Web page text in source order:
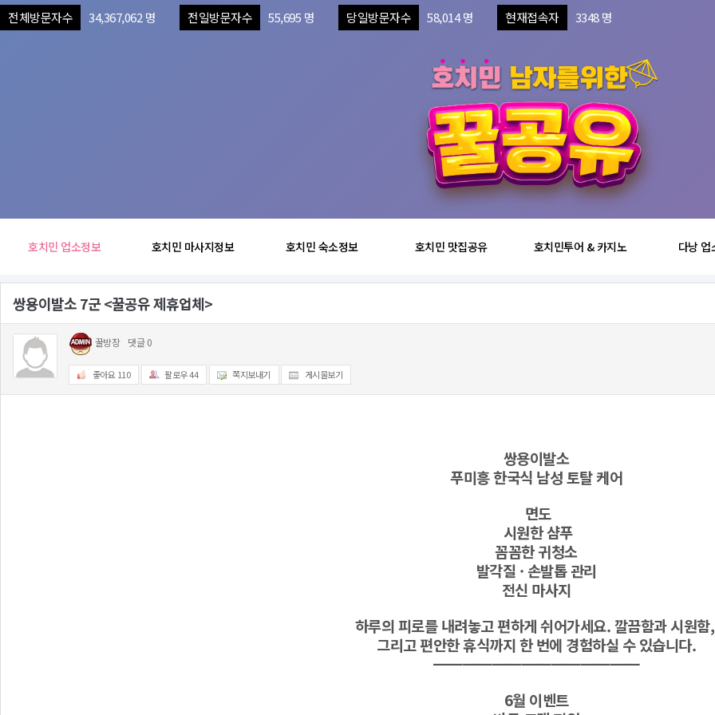
전체방문자수 34,367,062 명 전일방문자수 55,695 명 당일방문자수 58,014 명 현재접속자 3348 명
호치민 업소정보 호치민 마사지정보 호치민 숙소정보 호치민 맛집공유 호치민투어 & 카지노 다낭 업
쌍용이발소 7군 <꿀공유 제휴업체>
꿀방장 댓글 0
좋아요 110 팔로우44 쪽지보내기 게시물보기
쌍용이발소
푸미흥 한국식 남성 토탈 케어
면도
시원한 샴푸
꼼꼼한 귀청소
발각질 · 손발톱 관리
전신 마사지
하루의 피로를 내려놓고 편하게 쉬어가세요. 깔끔함과 시원
그리고 편안한 휴식까지 한 번에 경험하실 수 있습니다.
━━━━━━━━━━━━━━
6월 이벤트